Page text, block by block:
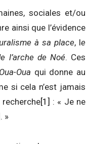
sociales et/ou
ainsi que l’évidence
à sa place, le
l’arche de Noé. Ces
Oua qui donne au
si cela n’est jamais
[1] : « Je ne
. »